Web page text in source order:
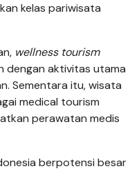
kelas pariwisata
wellness tourism
dengan aktivitas utama
Sementara itu, wisata
medical tourism
perawatan medis
berpotensi besar